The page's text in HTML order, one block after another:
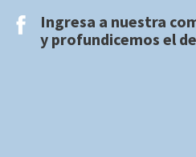
Ingresa a nuestra
y profundicemos el